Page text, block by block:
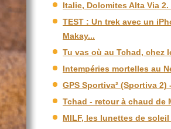
Italie, Dolomites Alta Via
TEST : Un trek avec un
Makay...
Tu vas où au Tchad, chez
Intempéries mortelles au
GPS Sportiva² (Sportiva 2)
Tchad - retour à chaud de
MILF, les lunettes de